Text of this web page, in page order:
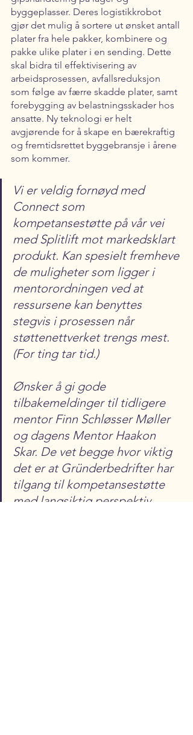
byggeplasser. Deres logistikkrobot
gjør det mulig å sortere ut ønsket antall
plater fra hele pakker, kombinere og
pakke ulike plater i en sending. Dette
skal bidra til effektivisering av
arbeidsprosessen, avfallsreduksjon
som følge av færre skadde plater, samt
forebygging av belastningsskader hos
ansatte. Ny teknologi er helt
avgjørende for å skape en bærekraftig
og fremtidsrettet byggebransje i årene
som kommer.
Vi er veldig fornøyd med
Connect som
kompetansestøtte på vår vei
med Splitlift mot markedsklart
produkt. Kan spesielt fremheve
de muligheter som ligger i
mentorordningen ved at
ressursene kan benyttes
stegvis i prosessen når
støttenettverket trengs mest.
(For ting tar tid.)
Ønsker å gi gode
tilbakemeldinger til tidligere
mentor Finn Schløsser Møller
og dagens Mentor Haakon
Skar. De vet begge hvor viktig
det er at Gründerbedrifter har
tilgang til kompetansestøtte
med langsiktig perspektiv